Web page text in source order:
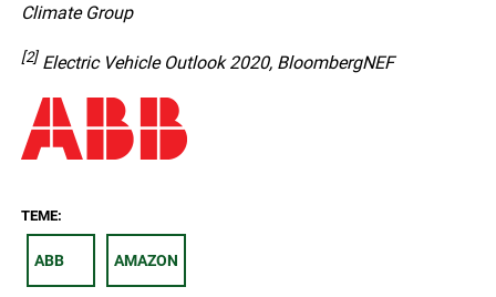
Climate Group
[2]Electric Vehicle Outlook 2020, BloombergNEF
TEME:
ABB AMAZON